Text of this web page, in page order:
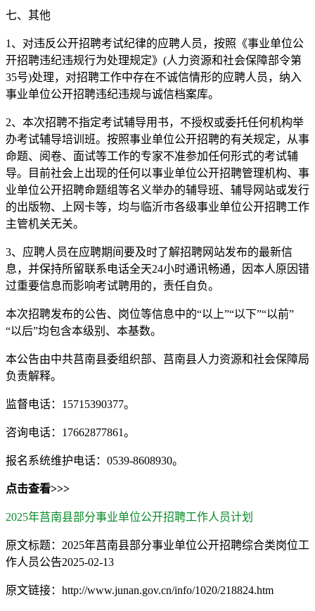
七、其他
1、对违反公开招聘考试纪律的应聘人员，按照《事业单位公
开招聘违纪违规行为处理规定》(人力资源和社会保障部令第
35号)处理，对招聘工作中存在不诚信情形的应聘人员，纳入
事业单位公开招聘违纪违规与诚信档案库。
2、本次招聘不指定考试辅导用书，不授权或委托任何机构举
办考试辅导培训班。按照事业单位公开招聘的有关规定，从事
命题、阅卷、面试等工作的专家不准参加任何形式的考试辅
导。目前社会上出现的任何以事业单位公开招聘管理机构、事
业单位公开招聘命题组等名义举办的辅导班、辅导网站或发行
的出版物、上网卡等，均与临沂市各级事业单位公开招聘工作
主管机关无关。
3、应聘人员在应聘期间要及时了解招聘网站发布的最新信
息，并保持所留联系电话全天24小时通讯畅通，因本人原因错
过重要信息而影响考试聘用的，责任自负。
本次招聘发布的公告、岗位等信息中的“以上”“以下”“以前”
“以后”均包含本级别、本基数。
本公告由中共莒南县委组织部、莒南县人力资源和社会保障局
负责解释。
监督电话：15715390377。
咨询电话：17662877861。
报名系统维护电话：0539-8608930。
点击查看>>>
2025年莒南县部分事业单位公开招聘工作人员计划
原文标题：2025年莒南县部分事业单位公开招聘综合类岗位工
作人员公告2025-02-13
原文链接：http://www.junan.gov.cn/info/1020/218824.htm